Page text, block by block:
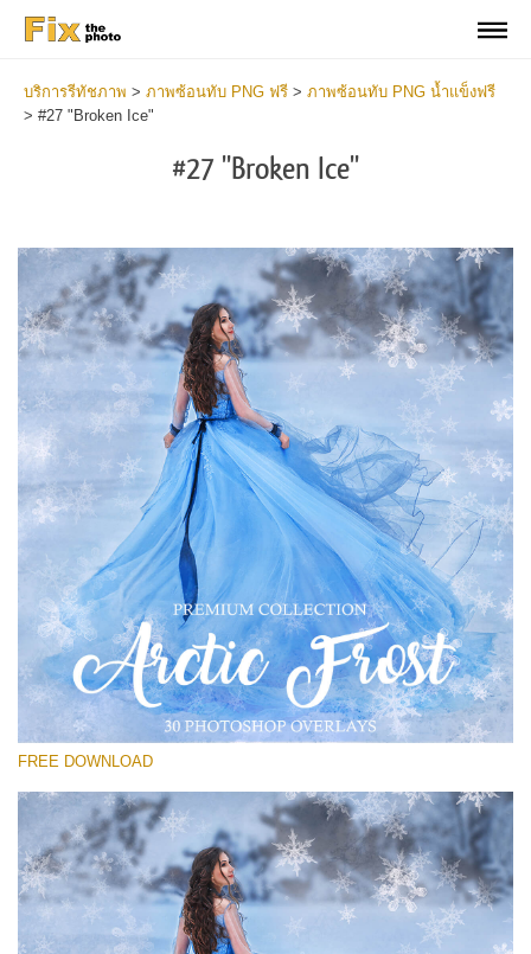
บริการรีทัชภาพ > ภาพซ้อนทับ PNG ฟรี > ภาพซ้อนทับ PNG น้ำแข็งฟรี
> #27 "Broken Ice"
#27 "Broken Ice"
โปรดเลือก
Free PNG Overlay #27
Small 800*533px
Artic Frost
(30 Overlays)
Sunlight Collection
(290 Overlays)
Large 6000*4000px
Entire Collection
FREE DOWNLOAD